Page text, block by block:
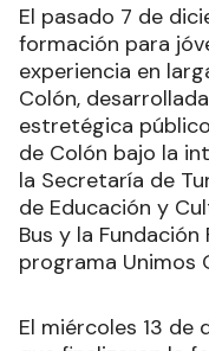
El pasado 7 de
formación para
experiencia en
Colón,
estretégica
de Colón bajo la
la Secretaría de
de Educación y
Bus y la
programa Unimos
El miércoles 13 de